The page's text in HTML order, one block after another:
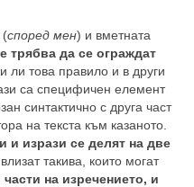
(според мен) и вметната
трябва да се ограждат
ли това правило и в други
са специфичен елемент
синтактично с друга част
на текста към казаното.
и изрази се делят на две
такива, които могат
части на изречението, и